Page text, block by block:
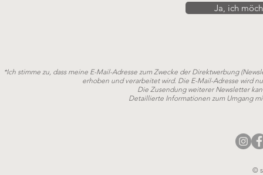
Ja, ich
*Ich stimme zu, dass meine E-Mail-Adresse zum Zwecke der Direktwerbung
erhoben und verarbeitet wird. Die E-Mail-Adresse wird
Die Zusendung weiterer Newsletter
Detaillierte Informationen zum Umgang
©